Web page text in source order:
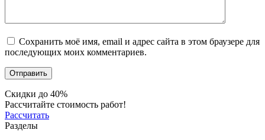
Сохранить моё имя, email и адрес сайта в этом браузере для
последующих моих комментариев.
Скидки до 40%
Рассчитайте стоимость работ!
Рассчитать
Разделы